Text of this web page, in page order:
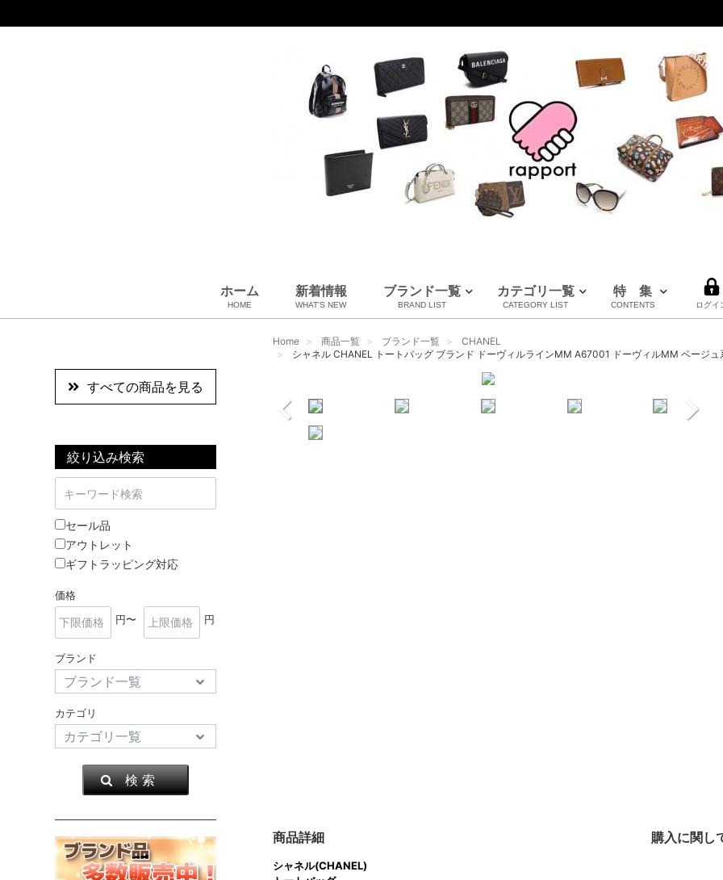
ホーム
HOME
新着情報
WHAT'S NEW
ブランド一覧
BRAND LIST
ルイヴィトン
シャネル
エルメス
全てのブランドを見る
カテゴリ一覧
CATEGORY LIST
バッグ＆ポーチ
アロマ＆フレグランス
雑貨・その他
USED Hermès
USED CHANEL
USED other
特 集
CONTENTS ログイ
Home 商品一覧 ブランド一覧
CHANEL
シャネル CHANEL トートバッグ ブランド ドーヴィルラインMM A67001 ドーヴィルMM ベージ
すべての商品を見る
絞り込み検索
セール品
アウトレット
ギフトラッピング対応
価格
円〜
円
ブランド
カテゴリ
検 索
商品詳細 購入に関し
シャネル(CHANEL)